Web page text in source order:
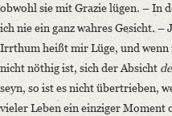
obwohl sie mit Grazie lügen. – In
ich nie ein ganz wahres Gesicht. –
Irrthum heißt mir Lüge, und wenn
nicht nöthig ist, sich der Absicht
seyn, so ist es nicht übertrieben,
vieler Leben ein einziger Moment